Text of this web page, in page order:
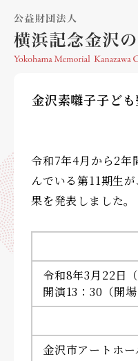
金沢素囃子子ど
令和7年4月から2年
んでいる第11期生
果を発表しました。
令和8年3月22日
開演13：30（開
金沢市アートホー